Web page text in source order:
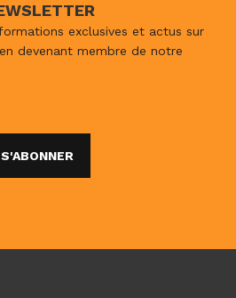
exclusives et actus sur
devenant membre de notre
S'ABONNER